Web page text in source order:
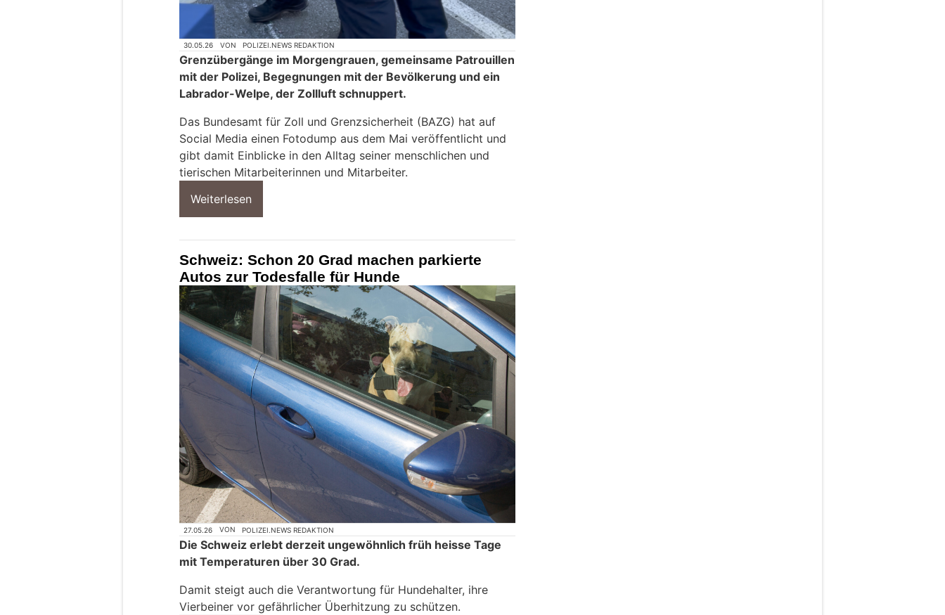
30.05.26 VON POLIZEI.NEWS REDAKTION
Grenzübergänge im Morgengrauen, gemeinsame Patrouillen
mit der Polizei, Begegnungen mit der Bevölkerung und ein
Labrador-Welpe, der Zollluft schnuppert.
Das Bundesamt für Zoll und Grenzsicherheit (BAZG) hat auf
Social Media einen Fotodump aus dem Mai veröffentlicht und
gibt damit Einblicke in den Alltag seiner menschlichen und
tierischen Mitarbeiterinnen und Mitarbeiter.
Weiterlesen
Schweiz: Schon 20 Grad machen parkierte
Autos zur Todesfalle für Hunde
27.05.26 VON POLIZEI.NEWS REDAKTION
Die Schweiz erlebt derzeit ungewöhnlich früh heisse Tage
mit Temperaturen über 30 Grad.
Damit steigt auch die Verantwortung für Hundehalter, ihre
Vierbeiner vor gefährlicher Überhitzung zu schützen.